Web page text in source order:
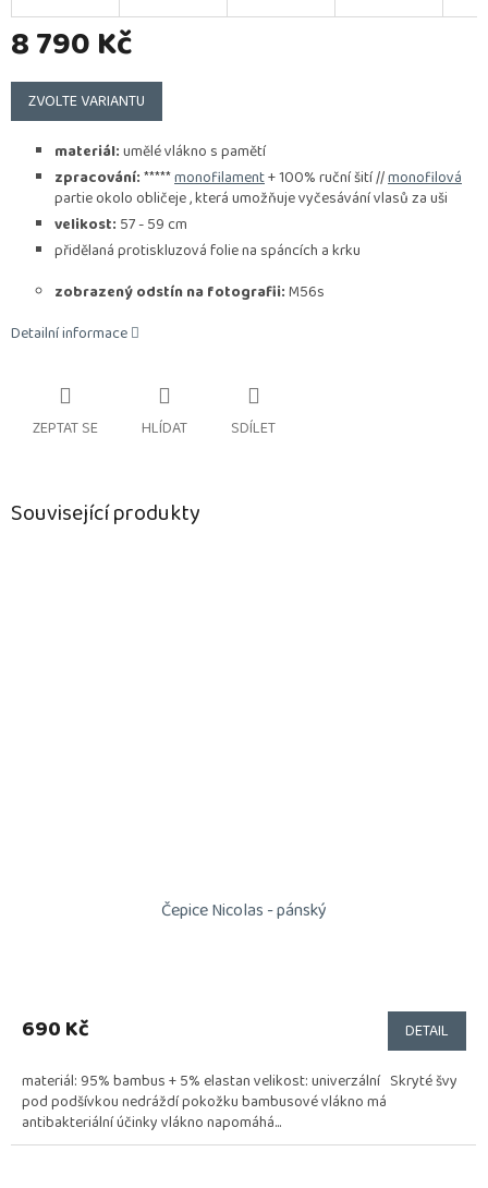
8 790 Kč
Měrná
cena:
ZVOLTE VARIANTU
materiál:umělé vlákno s pamětí
zpracování:*****monofilament+ 100% ruční šití //monofilová
partie okolo obličeje , která umožňuje vyčesávání vlasů za uši
velikost: 57 - 59 cm
přidělaná protiskluzová folie na spáncích a krku
zobrazený odstín na fotografii:M56s
Detailní informace
ZEPTAT SE HLÍDAT SDÍLET
Související produkty
Čepice Nicolas - pánský
690 Kč DETAIL
materiál: 95% bambus + 5% elastan velikost: univerzální Skryté švy
pod podšívkou nedráždí pokožku bambusové vlákno má
antibakteriální účinky vlákno napomáhá...